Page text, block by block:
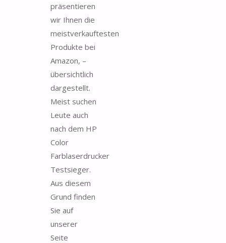
präsentieren
wir Ihnen die
meistverkauftesten
Produkte bei
Amazon, –
übersichtlich
dargestellt.
Meist suchen
Leute auch
nach dem HP
Color
Farblaserdrucker
Testsieger.
Aus diesem
Grund finden
Sie auf
unserer
Seite